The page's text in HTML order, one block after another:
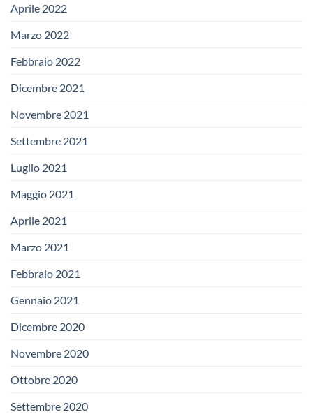
Aprile 2022
Marzo 2022
Febbraio 2022
Dicembre 2021
Novembre 2021
Settembre 2021
Luglio 2021
Maggio 2021
Aprile 2021
Marzo 2021
Febbraio 2021
Gennaio 2021
Dicembre 2020
Novembre 2020
Ottobre 2020
Settembre 2020